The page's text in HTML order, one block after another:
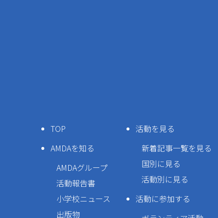
TOP
AMDAを知る
AMDAグループ
活動報告書
小学校ニュース
出版物
活動を見る
新着記事一覧を見る
国別に見る
活動別に見る
活動に参加する